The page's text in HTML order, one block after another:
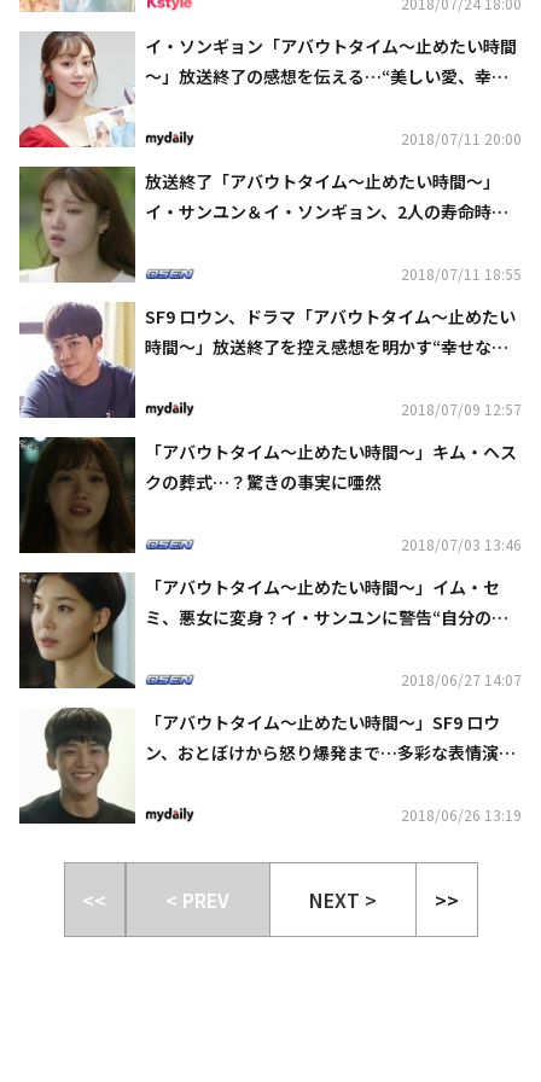
イ・ソンギョン「アバウトタイム～止めたい時間
～」放送終了の感想を伝える…“美しい愛、幸せ
2018/07/11 20:00
放送終了「アバウトタイム～止めたい時間～」
イ・サンユン＆イ・ソンギョン、2人の寿命時計
2018/07/11 18:55
SF9 ロウン、ドラマ「アバウトタイム～止めたい
時間～」放送終了を控え感想を明かす“幸せな思
2018/07/09 12:57
「アバウトタイム～止めたい時間～」キム・ヘス
クの葬式…？驚きの事実に唖然
2018/07/03 13:46
「アバウトタイム～止めたい時間～」イム・セ
ミ、悪女に変身？イ・サンユンに警告“自分のも
2018/06/27 14:07
「アバウトタイム～止めたい時間～」SF9 ロウ
ン、おとぼけから怒り爆発まで…多彩な表情演技
2018/06/26 13:19
<< < PREV NEXT > >>